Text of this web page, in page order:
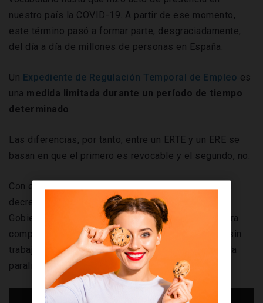
nuestro país la COVID-19. A partir de ese momento,
este término pasó a formar parte, desgraciadamente,
del día a día de millones de personas en España.
Un Expediente de Regulación Temporal de Empleo es
una medida limitada durante un período de tiempo
determinado.
Las diferencias, por tanto, entre un ERTE y un ERE se
basan en que el primero es revocable y el segundo, no.
Con el estallido de la pandemia de coronavirus y el
decreto del estado de alarma en nuestro país, el
Gobierno central puso en marcha un mecanismo para
compensar a aquellas personas que se quedaban sin
trabajo y sin ingresos de la noche a la mañana por la
paralización de toda actividad no esencial.